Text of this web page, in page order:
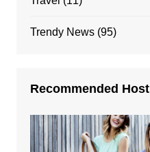
Trendy News(95)
Recommended Host